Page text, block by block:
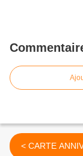
< CARTE